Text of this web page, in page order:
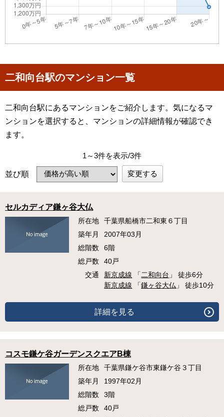
二和向台駅のマンション一覧
二和向台駅にあるマンションをご紹介します。気になるマ
ンションを選択すると、マンションの詳細情報が確認でき
ます。
1～3件を表示/3件
並び順 変更する
セルカディア鎌ヶ谷大仏
所在地
千葉県船橋市二和東６丁目
築年月
2007年03月
総階数
6階
総戸数
40戸
交通
新京成線 「 二和向台 」 徒歩6分
新京成線 「鎌ヶ谷大仏 」 徒歩10分
詳細を見る
コスモ鎌ケ谷ガーデンスクエアB棟
所在地
千葉県鎌ケ谷市東鎌ケ谷３丁目
築年月
1997年02月
総階数
3階
総戸数
40戸